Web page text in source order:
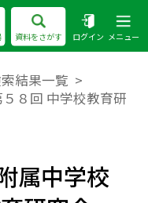
資料をさがす ログイン メニュー
結果一覧
８回 中学校教育研
属中学校